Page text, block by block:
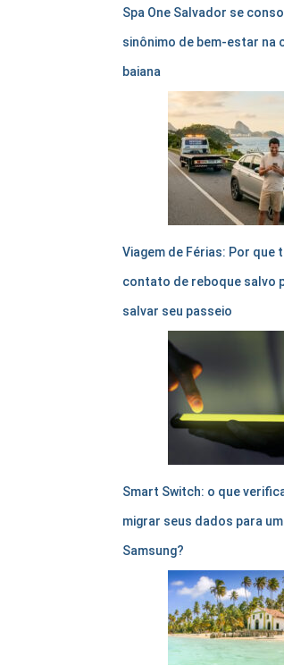
Spa One Salvador se
sinônimo de bem-estar na
baiana
Viagem de Férias: Por que
contato de reboque salvo
salvar seu passeio
Smart Switch: o que
migrar seus dados para
Samsung?